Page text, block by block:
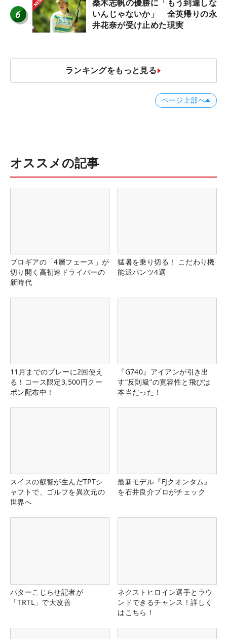
6
桑木志帆の優勝に「もう到達しな
いんじゃないか」 全英帰りの永
井花奈が受け止めた現実
ランキングをもっと見る
ページ上部へ
オススメの記事
プロギアの「4層フェース」が
切り開く高初速ドライバーの
新時代
猛暑を乗り切る！ こだわり機
能派パンツ4選
11月までのプレーに2回使え
る！コース限定3,500円クー
ポン配布中！
『G740』アイアンが引き出
す“反則級”の寛容性と飛びは
本当だった！
スイスの叡智が生んだTPTシ
ャフトで、ゴルフを異次元の
世界へ
最新モデル『FJクオンタム』
を石井良介プロがチェック
パターこじらせ記者が
「TRTL」で大改善
ネクストヒロイン選手とラウ
ンドできるチャンス！詳しく
はこちら！